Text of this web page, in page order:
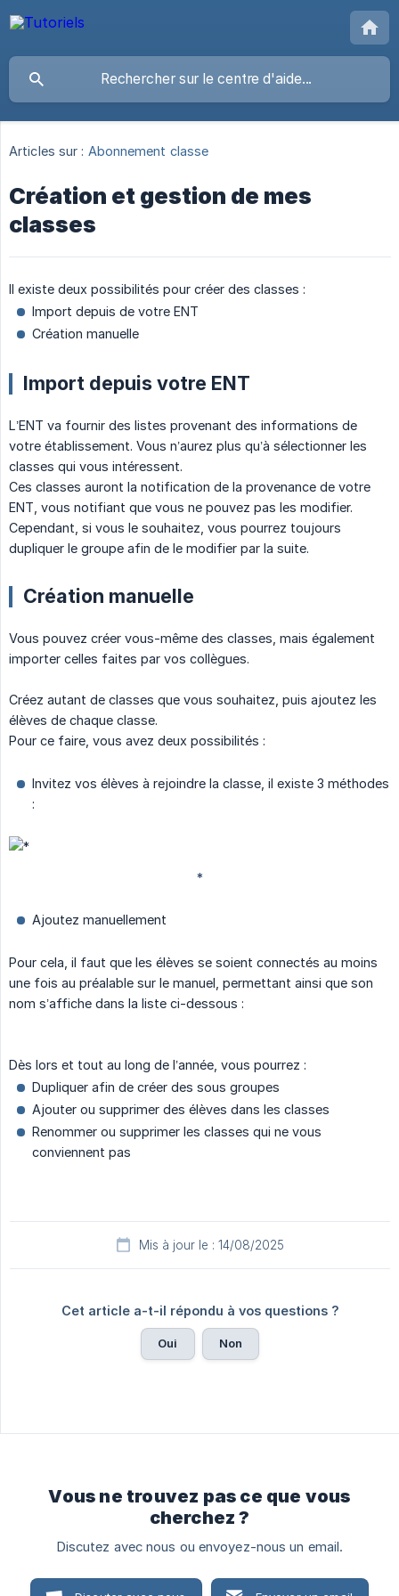
Articles sur : Abonnement classe
Création et gestion de mes
classes
Il existe deux possibilités pour créer des classes :
Import depuis de votre ENT
Création manuelle
Import depuis votre ENT
L’ENT va fournir des listes provenant des informations de
votre établissement. Vous n’aurez plus qu’à sélectionner les
classes qui vous intéressent.
Ces classes auront la notification de la provenance de votre
ENT, vous notifiant que vous ne pouvez pas les modifier.
Cependant, si vous le souhaitez, vous pourrez toujours
dupliquer le groupe afin de le modifier par la suite.
Création manuelle
Vous pouvez créer vous-même des classes, mais également
importer celles faites par vos collègues.
Créez autant de classes que vous souhaitez, puis ajoutez les
élèves de chaque classe.
Pour ce faire, vous avez deux possibilités :
Invitez vos élèves à rejoindre la classe, il existe 3 méthodes
:
Ajoutez manuellement
Pour cela, il faut que les élèves se soient connectés au moins
une fois au préalable sur le manuel, permettant ainsi que son
nom s’affiche dans la liste ci-dessous :
Dès lors et tout au long de l’année, vous pourrez :
Dupliquer afin de créer des sous groupes
Ajouter ou supprimer des élèves dans les classes
Renommer ou supprimer les classes qui ne vous
conviennent pas
Mis à jour le : 14/08/2025
Cet article a-t-il répondu à vos questions ?
Oui Non
Vous ne trouvez pas ce que vous
cherchez ?
Discutez avec nous ou envoyez-nous un email.